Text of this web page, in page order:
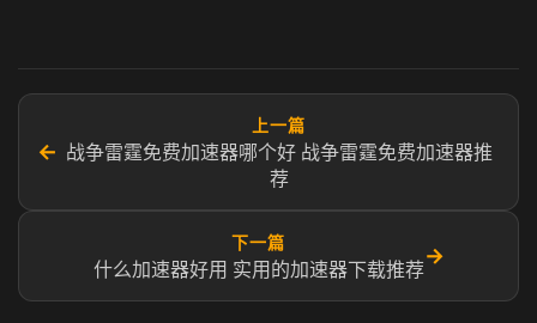
←
上一篇
战争雷霆免费加速器哪个好 战争雷霆免费加速器推
荐
下一篇
什么加速器好用 实用的加速器下载推荐
→